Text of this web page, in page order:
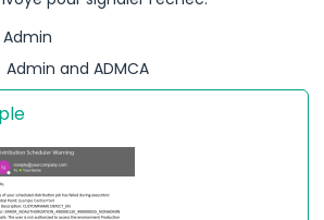
and ADMCA